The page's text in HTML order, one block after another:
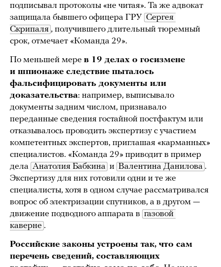
подписывал протоколы «не читая». Та же адвокат
защищала бывшего офицера ГРУ Сергея
Скрипаля , получившего длительный тюремный
срок, отмечает «Команда 29».
По меньшей мере в 19 делах о госизмене
и шпионаже следствие пыталось
фальсифицировать документы или
доказательства: например, выписывало
документы задним числом, признавало
переданные сведения гостайной постфактум или
отказывалось проводить экспертизу с участием
компетентных экспертов, приглашая «карманных»
специалистов. «Команда 29» приводит в пример
дела Анатолия Бабкина и Валентина Данилова .
Экспертизу для них готовили одни и те же
специалисты, хотя в одном случае рассматривался
вопрос об электризации спутников, а в другом —
движение подводного аппарата в газовой
каверне .
Российские законы устроены так, что сам
перечень сведений, составляющих